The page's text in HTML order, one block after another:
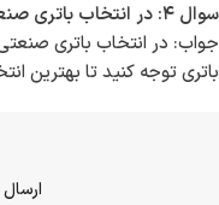
سوال ۴: در انتخاب باتری صنعتی چه نکاتی باید مورد توجه قرار گیرد؟
جواب: در انتخاب باتری صنعتی
باتری توجه کنید تا بهترین